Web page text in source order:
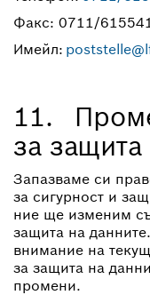
Факс: 0711/
Имейл:
11.
за
Запазваме си
за сигурност и
ние ще изменим
защита на
внимание на
за защита на
промени.